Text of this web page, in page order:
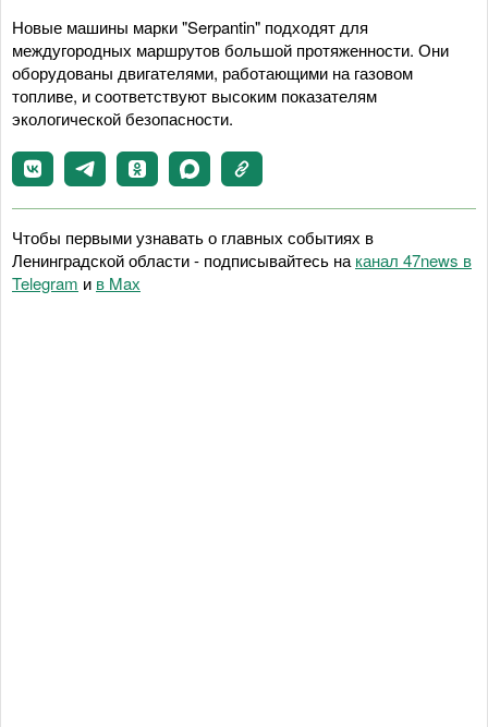
Новые машины марки "Serpantin" подходят для
междугородных маршрутов большой протяженности. Они
оборудованы двигателями, работающими на газовом
топливе, и соответствуют высоким показателям
экологической безопасности.
Чтобы первыми узнавать о главных событиях в
Ленинградской области - подписывайтесь на канал 47news в
Telegram и в Maх